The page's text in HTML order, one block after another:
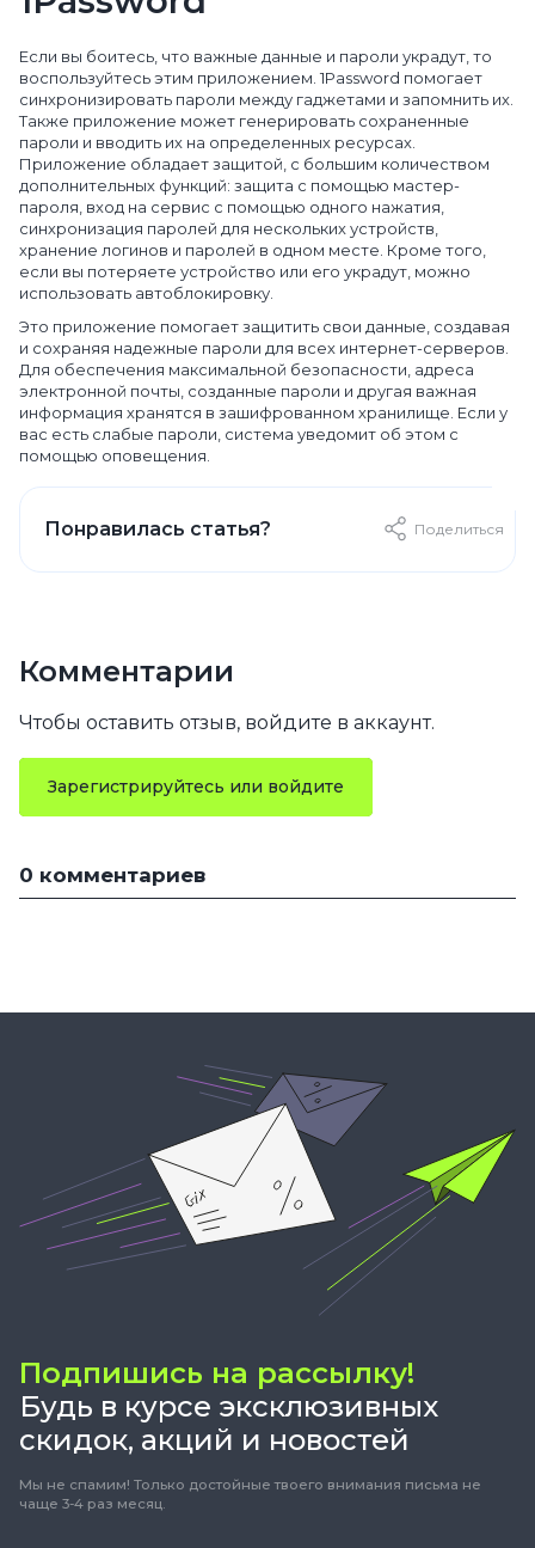
Если вы боитесь, что важные данные и пароли украдут, то
воспользуйтесь этим приложением. 1Password помогает
синхронизировать пароли между гаджетами и запомнить их.
Также приложение может генерировать сохраненные
пароли и вводить их на определенных ресурсах.
Приложение обладает защитой, с большим количеством
дополнительных функций: защита с помощью мастер-
пароля, вход на сервис с помощью одного нажатия,
синхронизация паролей для нескольких устройств,
хранение логинов и паролей в одном месте. Кроме того,
если вы потеряете устройство или его украдут, можно
использовать автоблокировку.
Это приложение помогает защитить свои данные, создавая
и сохраняя надежные пароли для всех интернет-серверов.
Для обеспечения максимальной безопасности, адреса
электронной почты, созданные пароли и другая важная
информация хранятся в зашифрованном хранилище. Если у
вас есть слабые пароли, система уведомит об этом с
помощью оповещения.
Понравилась статья? Поделиться
Комментарии
Чтобы оставить отзыв, войдите в аккаунт.
Зарегистрируйтесь или войдите
0 комментариев
Подпишись на рассылку!
Будь в курсе эксклюзивных
скидок, акций и новостей
Мы не спамим! Только достойные твоего внимания письма не
чаще 3-4 раз месяц.